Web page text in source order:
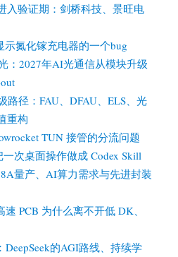
入验证期：剑桥科技、景旺电
示氮化镓充电器的一个bug
：2027年AI光通信从模块升级
路径：FAU、DFAU、ELS、光
重构
TUN 接管的分流问题
一次桌面操作做成 Codex Skill
量产、AI算力需求与先进封装
PCB 为什么离不开低 DK、
的AGI路线、持续学